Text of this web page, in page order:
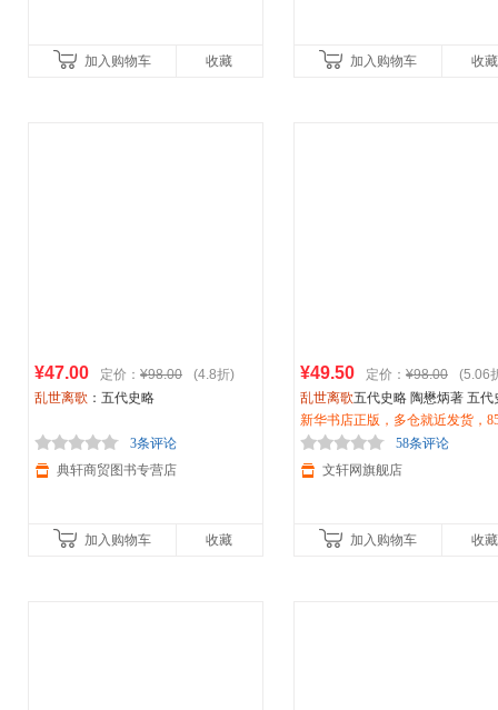
加入购物车 收藏 加入购物车 收藏
¥47.00 定价： ¥98.00
(4.8折)
乱世离歌 ：五代史略
3条评论
典轩商贸图书专营店
加入购物车 收藏
¥49.50 定价： ¥98.00
(5.06
乱世离歌五代史略 陶懋炳著 五代
究的开山之作 刻画了一幅立体感
的五代十国时期社会图景 正版书
新华书店正版，多仓就近发货，
城市次日达，团购优惠咨询在线
服！
58条评论
文轩网旗舰店
加入购物车 收藏